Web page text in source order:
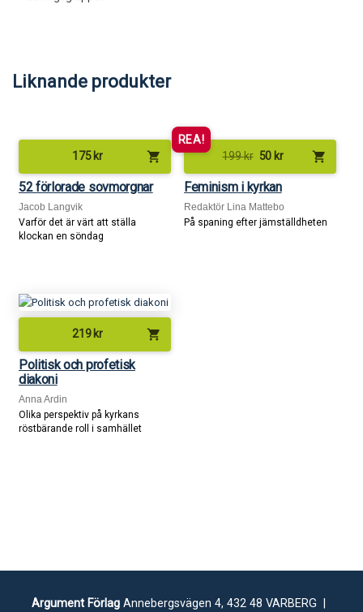
Liknande produkter
175 kr shopping_cart
52 förlorade sovmorgnar
Jacob Langvik
Varför det är värt att ställa
klockan en söndag
REA!
199kr 50 kr shopping_cart
Feminism i kyrkan
Redaktör Lina Mattebo
På spaning efter jämställdheten
219 kr shopping_cart
Politisk och profetisk
diakoni
Anna Ardin
Olika perspektiv på kyrkans
röstbärande roll i samhället
Argument FörlagAnnebergsvägen 4, 432 48 VARBERG |